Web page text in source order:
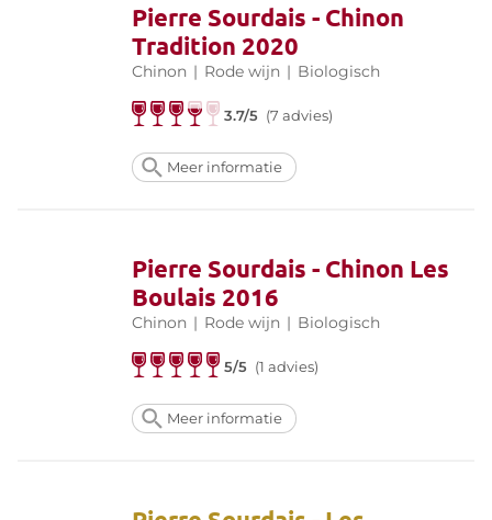
Pierre Sourdais - Chinon
Tradition 2020
Chinon | Rode wijn | Biologisch
3.7/5 (7 advies)
Meer informatie
Pierre Sourdais - Chinon Les
Boulais 2016
Chinon | Rode wijn | Biologisch
5/5 (1 advies)
Meer informatie